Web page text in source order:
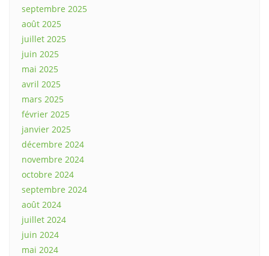
septembre 2025
août 2025
juillet 2025
juin 2025
mai 2025
avril 2025
mars 2025
février 2025
janvier 2025
décembre 2024
novembre 2024
octobre 2024
septembre 2024
août 2024
juillet 2024
juin 2024
mai 2024